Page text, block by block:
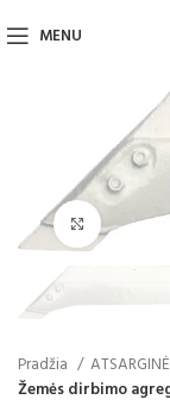
MENU
Click to
Pradžia
Žemės dirbimo